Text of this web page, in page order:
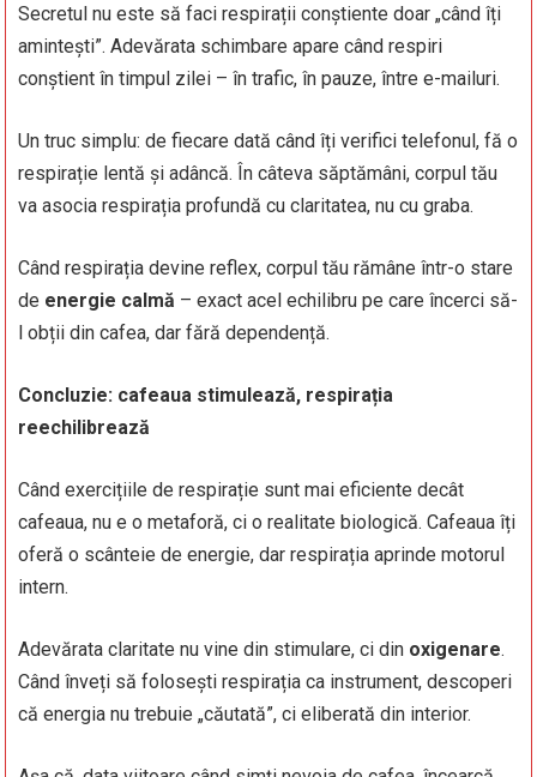
Secretul nu este să faci respirații conștiente doar „când îți
amintești”. Adevărata schimbare apare când respiri
conștient în timpul zilei – în trafic, în pauze, între e-mailuri.
Un truc simplu: de fiecare dată când îți verifici telefonul, fă o
respirație lentă și adâncă. În câteva săptămâni, corpul tău
va asocia respirația profundă cu claritatea, nu cu graba.
Când respirația devine reflex, corpul tău rămâne într-o stare
de energie calmă – exact acel echilibru pe care încerci să-
l obții din cafea, dar fără dependență.
Concluzie: cafeaua stimulează, respirația
reechilibrează
Când exercițiile de respirație sunt mai eficiente decât
cafeaua, nu e o metaforă, ci o realitate biologică. Cafeaua îți
oferă o scânteie de energie, dar respirația aprinde motorul
intern.
Adevărata claritate nu vine din stimulare, ci din oxigenare.
Când înveți să folosești respirația ca instrument, descoperi
că energia nu trebuie „căutată”, ci eliberată din interior.